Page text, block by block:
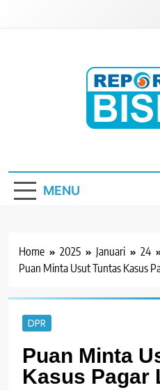
MENU
Home 2025 Januari
24
Puan Minta Usut Tuntas Kasus
DPR
Puan Minta
Kasus Pagar